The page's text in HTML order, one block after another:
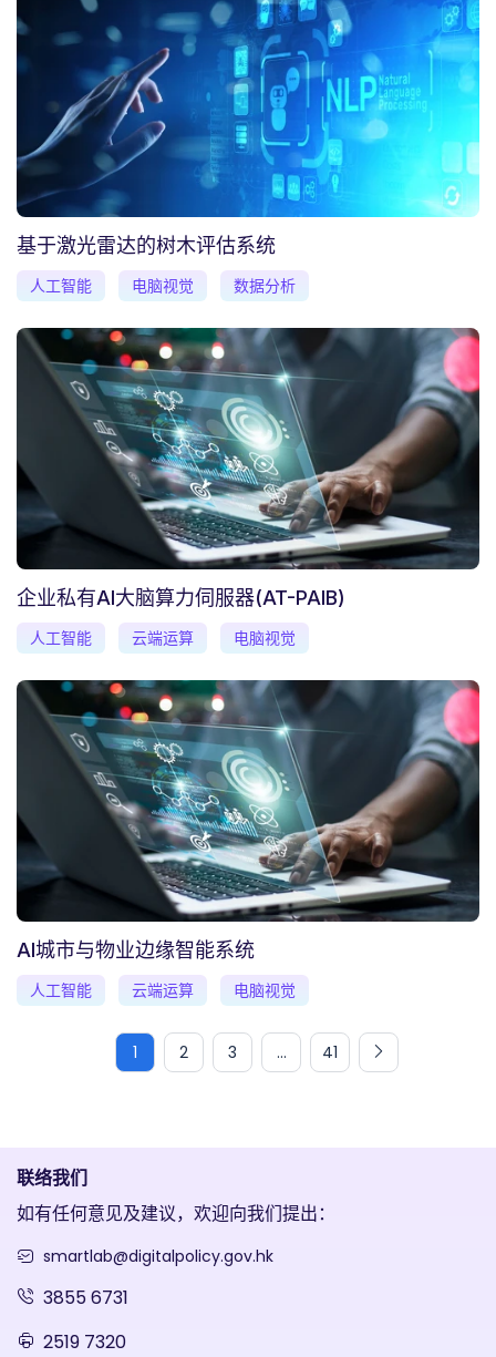
基于激光雷达的树木评估系统
人工智能 电脑视觉 数据分析
企业私有AI大脑算力伺服器(AT-PAIB)
人工智能 云端运算 电脑视觉
AI城市与物业边缘智能系统
人工智能 云端运算 电脑视觉
1 2 3 ... 41
联络我们
如有任何意见及建议，欢迎向我们提出：
smartlab@digitalpolicy.gov.hk
3855 6731
2519 7320